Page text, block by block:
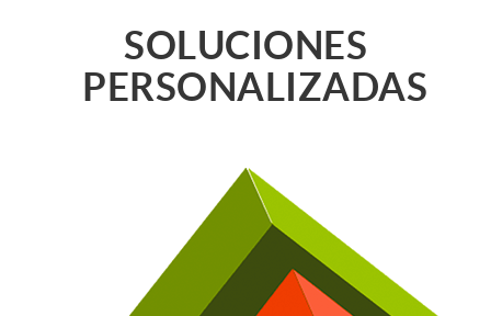
SOLUCIONES
PERSONALIZADAS